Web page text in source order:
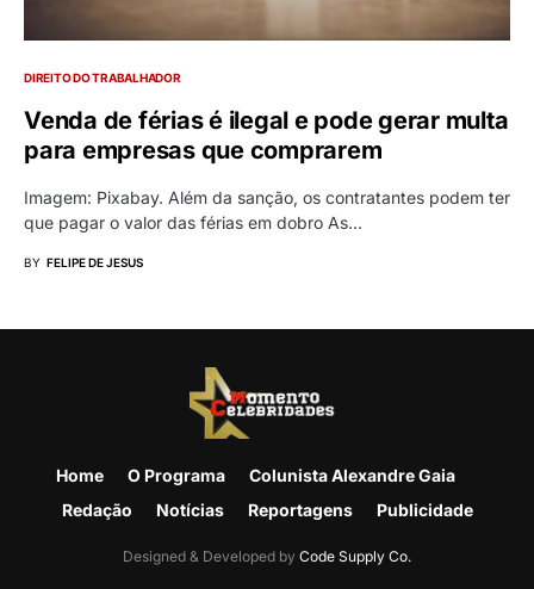
DIREITO DO TRABALHADOR
Venda de férias é ilegal e pode gerar multa
para empresas que comprarem
Imagem: Pixabay. Além da sanção, os contratantes podem ter
que pagar o valor das férias em dobro As…
BY FELIPE DE JESUS
Home O Programa
Colunista Alexandre Gaia
Redação
Notícias Reportagens Publicidade
Designed & Developed by Code Supply Co.